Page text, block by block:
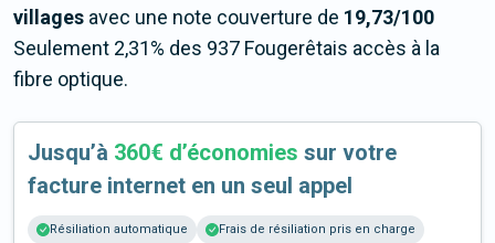
villages avec une note couverture de 19,73/100
Seulement 2,31% des 937 Fougerêtais accès à la
fibre optique.
Jusqu’à 360€ d’économies sur votre
facture internet en un seul appel
Résiliation automatique
Frais de résiliation pris en charge